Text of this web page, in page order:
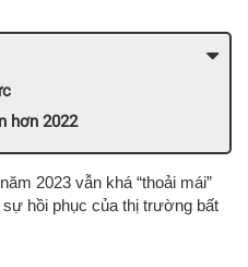
hơn 2022
2023 vẫn khá “thoải mái”
hồi phục của thị trường bất